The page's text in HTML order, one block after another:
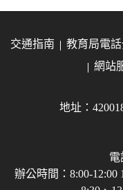
交通指南 教育局電
網站
地址：
電
辦公時間：8:00-12:00